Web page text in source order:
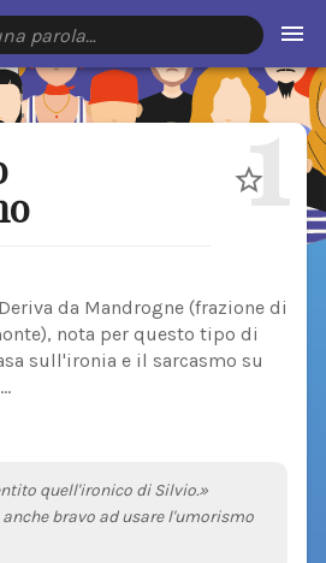
parola…
1
da Mandrogne (frazione di
nota per questo tipo di
sull'ironia e il sarcasmo su
quell'ironico di Silvio.»
anche bravo ad usare l'umorismo